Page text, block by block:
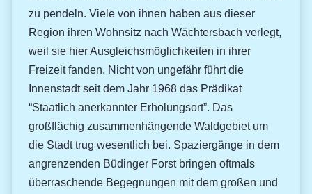
zu pendeln. Viele von ihnen haben aus dieser
Region ihren Wohnsitz nach Wächtersbach verlegt,
weil sie hier Ausgleichsmöglichkeiten in ihrer
Freizeit fanden. Nicht von ungefähr führt die
Innenstadt seit dem Jahr 1968 das Prädikat
“Staatlich anerkannter Erholungsort”. Das
großflächig zusammenhängende Waldgebiet um
die Stadt trug wesentlich bei. Spaziergänge in dem
angrenzenden Büdinger Forst bringen oftmals
überraschende Begegnungen mit dem großen und